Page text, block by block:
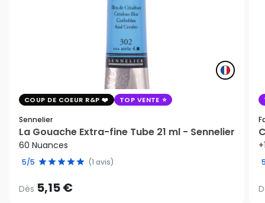
COUP DE COEUR R&P TOP VENTE
Sennelier
La Gouache Extra-fine Tube 21 ml - Sennelier
60 Nuances
5/5 (1 avis)
Dès 5,15 €